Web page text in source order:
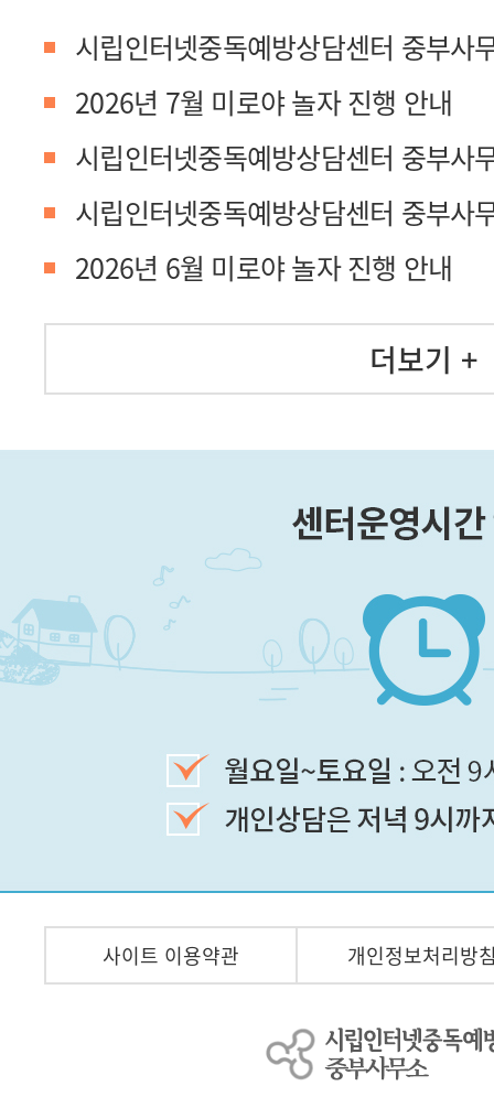
시립인터넷중독예방상담센터 중부
2026년 7월 미로야 놀자 진행 안내
시립인터넷중독예방상담센터 중부
시립인터넷중독예방상담센터 중부
2026년 6월 미로야 놀자 진행 안내
더보기 +
사이트 이용약관 개인정보처리방